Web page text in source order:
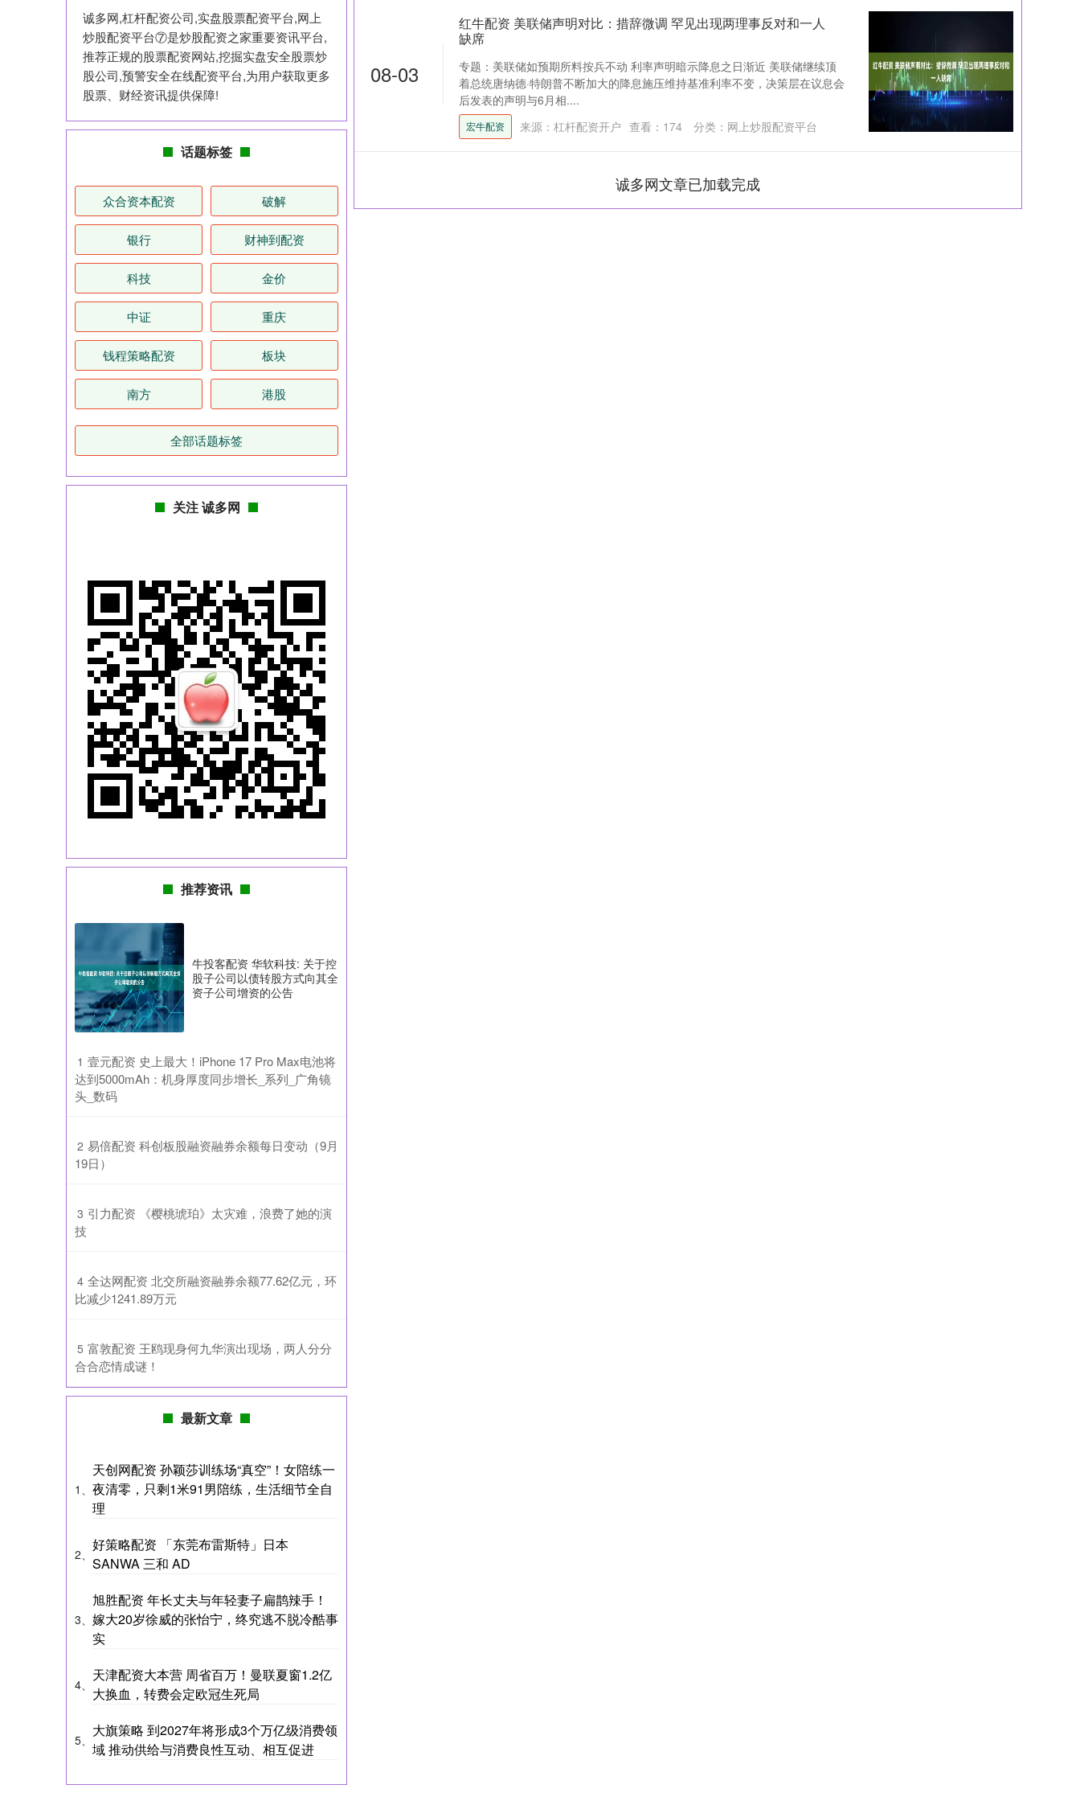
08-03
红牛配资 美联储声明对比：措辞微调 罕见出现两理事反对和一人
缺席
专题：美联储如预期所料按兵不动 利率声明暗示降息之日渐近 美联储继续顶
着总统唐纳德·特朗普不断加大的降息施压维持基准利率不变，决策层在议息会
后发表的声明与6月相....
宏牛配资 来源：杠杆配资开户 查看： 174 分类： 网上炒股配资平台
诚多网文章已加载完成
诚多网,杠杆配资公司,实盘股票配资平台,网上
炒股配资平台⑦是炒股配资之家重要资讯平台,
推荐正规的股票配资网站,挖掘实盘安全股票炒
股公司,预警安全在线配资平台,为用户获取更多
股票、财经资讯提供保障!
话题标签
众合资本配资 破解
银行 财神到配资
科技 金价
中证 重庆
钱程策略配资 板块
南方 港股
全部话题标签
关注 诚多网
推荐资讯
牛投客配资 华软科技: 关于控
股子公司以债转股方式向其全
资子公司增资的公告
1 ​壹元配资 史上最大！iPhone 17 Pro Max电池将
达到5000mAh：机身厚度同步增长_系列_广角镜
头_数码
2 ​易倍配资 科创板股融资融券余额每日变动（9月
19日）
3 ​引力配资 《樱桃琥珀》太灾难，浪费了她的演
技
4 ​全达网配资 北交所融资融券余额77.62亿元，环
比减少1241.89万元
5 ​富敦配资 王鸥现身何九华演出现场，两人分分
合合恋情成谜！
最新文章
1、
天创网配资 孙颖莎训练场“真空”！女陪练一
夜清零，只剩1米91男陪练，生活细节全自
理
2、
好策略配资 「东莞布雷斯特」日本
SANWA 三和 AD
3、
旭胜配资 年长丈夫与年轻妻子扁鹊辣手！
嫁大20岁徐威的张怡宁，终究逃不脱冷酷事
实
4、
天津配资大本营 周省百万！曼联夏窗1.2亿
大换血，转费会定欧冠生死局
5、
大旗策略 到2027年将形成3个万亿级消费领
域 推动供给与消费良性互动、相互促进